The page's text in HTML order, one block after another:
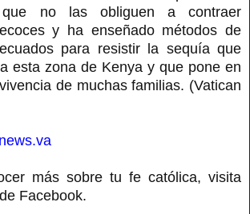
no las obliguen a contraer
y ha enseñado métodos de
para resistir la sequía que
esta zona de Kenya y que pone en
de muchas familias. (Vatican
más sobre tu fe católica, visita
Facebook.